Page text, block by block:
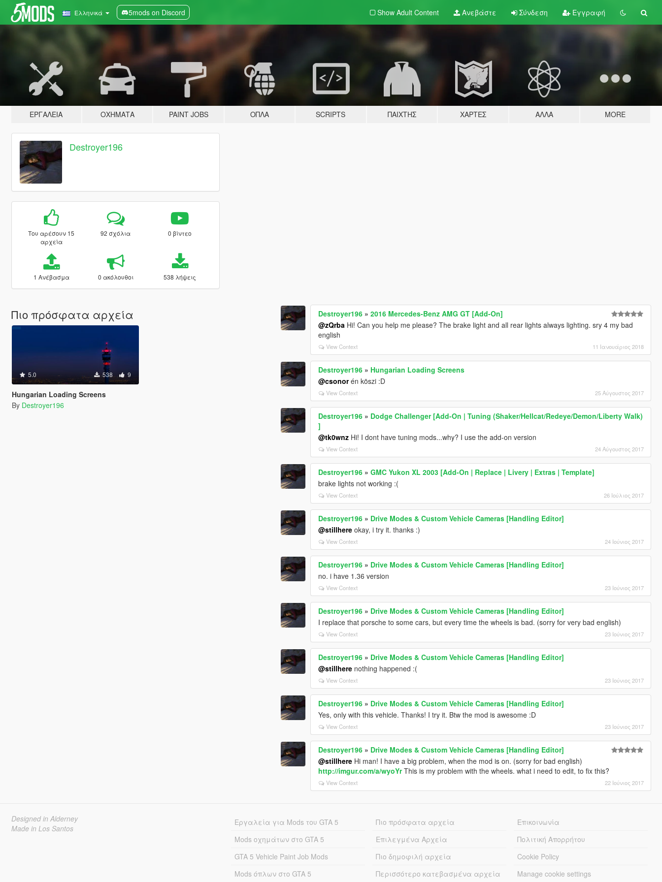
Ελληνικά 5mods on Discord Show Adult Content Ανεβάστε Σύνδεση Εγγραφή
ΕΡΓΑΛΕΊΑ ΟΧΉΜΑΤΑ PAINT JOBS ΌΠΛΑ SCRIPTS ΠΑΊΧΤΗΣ ΧΆΡΤΕΣ ΆΛΛΑ MORE
Destroyer196
Του αρέσουν 15
αρχεία
92 σχόλια 0 βίντεο
1 Ανέβασμα 0 ακόλουθοι 538 λήψεις
Πιο πρόσφατα αρχεία
5.0 538 9
Hungarian Loading Screens
By Destroyer196
Destroyer196 »2016 Mercedes-Benz AMG GT [Add-On]
@zQrba Hi! Can you help me please? The brake light and all rear lights always lighting. sry 4 my bad
english
View Context 11 Ιανουάριος 2018
Destroyer196 » Hungarian Loading Screens
@csonorén köszi :D
View Context 25 Αύγουστος 2017
Destroyer196 » Dodge Challenger [Add-On | Tuning (Shaker/Hellcat/Redeye/Demon/Liberty Walk)
]
@tk0wnz Hi! I dont have tuning mods...why? I use the add-on version
View Context 24 Αύγουστος 2017
Destroyer196 »GMC Yukon XL 2003 [Add-On | Replace | Livery | Extras | Template]
brake lights not working :(
View Context 26 Ιούλιος 2017
Destroyer196 » Drive Modes & Custom Vehicle Cameras [Handling Editor]
@stillhere okay, i try it. thanks :)
View Context 24 Ιούνιος 2017
Destroyer196 » Drive Modes & Custom Vehicle Cameras [Handling Editor]
no. i have 1.36 version
View Context 23 Ιούνιος 2017
Destroyer196 » Drive Modes & Custom Vehicle Cameras [Handling Editor]
I replace that porsche to some cars, but every time the wheels is bad. (sorry for very bad english)
View Context 23 Ιούνιος 2017
Destroyer196 » Drive Modes & Custom Vehicle Cameras [Handling Editor]
@stillhere nothing happened :(
View Context 23 Ιούνιος 2017
Destroyer196 » Drive Modes & Custom Vehicle Cameras [Handling Editor]
Yes, only with this vehicle. Thanks! I try it. Btw the mod is awesome :D
View Context 23 Ιούνιος 2017
Destroyer196 » Drive Modes & Custom Vehicle Cameras [Handling Editor]
@stillhere Hi man! I have a big problem, when the mod is on. (sorry for bad english)
http://imgur.com/a/wyoYrThis is my problem with the wheels. what i need to edit, to fix this?
View Context 22 Ιούνιος 2017
Designed in Alderney
Made in Los Santos
Εργαλεία για Mods του GTA 5
Mods οχημάτων στο GTA 5
GTA 5 Vehicle Paint Job Mods
Mods όπλων στο GTA 5
Πιο πρόσφατα αρχεία
Επιλεγμένα Αρχεία
Πιο δημοφιλή αρχεία
Περισσότερο κατεβασμένα αρχεία
Επικοινωνία
Πολιτική Απορρήτου
Cookie Policy
Manage cookie settings